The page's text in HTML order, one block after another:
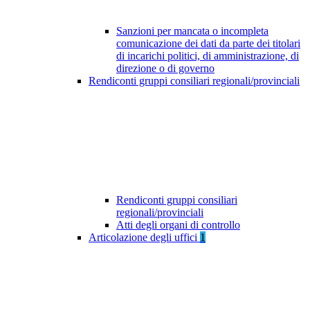
Sanzioni per mancata o incompleta
comunicazione dei dati da parte dei titolari
di incarichi politici, di amministrazione, di
direzione o di governo
Rendiconti gruppi consiliari regionali/provinciali
Rendiconti gruppi consiliari
regionali/provinciali
Atti degli organi di controllo
Articolazione degli uffici 1